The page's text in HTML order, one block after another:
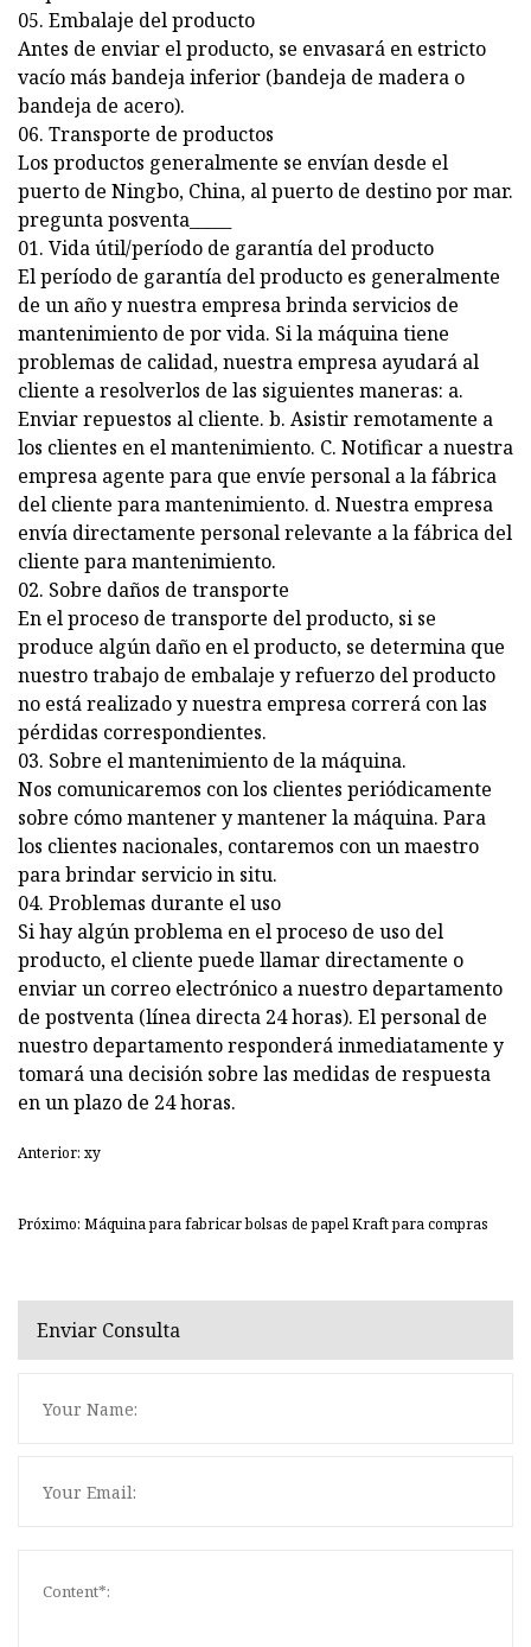
05. Embalaje del producto
Antes de enviar el producto, se envasará en estricto
vacío más bandeja inferior (bandeja de madera o
bandeja de acero).
06. Transporte de productos
Los productos generalmente se envían desde el
puerto de Ningbo, China, al puerto de destino por mar.
pregunta posventa_____
01. Vida útil/período de garantía del producto
El período de garantía del producto es generalmente
de un año y nuestra empresa brinda servicios de
mantenimiento de por vida. Si la máquina tiene
problemas de calidad, nuestra empresa ayudará al
cliente a resolverlos de las siguientes maneras: a.
Enviar repuestos al cliente. b. Asistir remotamente a
los clientes en el mantenimiento. C. Notificar a nuestra
empresa agente para que envíe personal a la fábrica
del cliente para mantenimiento. d. Nuestra empresa
envía directamente personal relevante a la fábrica del
cliente para mantenimiento.
02. Sobre daños de transporte
En el proceso de transporte del producto, si se
produce algún daño en el producto, se determina que
nuestro trabajo de embalaje y refuerzo del producto
no está realizado y nuestra empresa correrá con las
pérdidas correspondientes.
03. Sobre el mantenimiento de la máquina.
Nos comunicaremos con los clientes periódicamente
sobre cómo mantener y mantener la máquina. Para
los clientes nacionales, contaremos con un maestro
para brindar servicio in situ.
04. Problemas durante el uso
Si hay algún problema en el proceso de uso del
producto, el cliente puede llamar directamente o
enviar un correo electrónico a nuestro departamento
de postventa (línea directa 24 horas). El personal de
nuestro departamento responderá inmediatamente y
tomará una decisión sobre las medidas de respuesta
en un plazo de 24 horas.
Anterior: xy
Próximo: Máquina para fabricar bolsas de papel Kraft para compras
Enviar Consulta